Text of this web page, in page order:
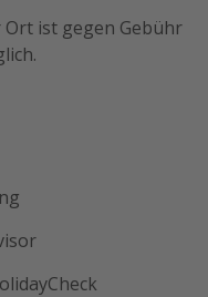
Ort ist gegen Gebühr